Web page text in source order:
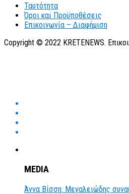
Ταυτότητα
Όροι και Προϋποθέσεις
Επικοινωνία – Διαφήμιση
Copyright © 2022 KRETENEWS.
MEDIA
Άννα Βίσση: Μεγαλειώδης